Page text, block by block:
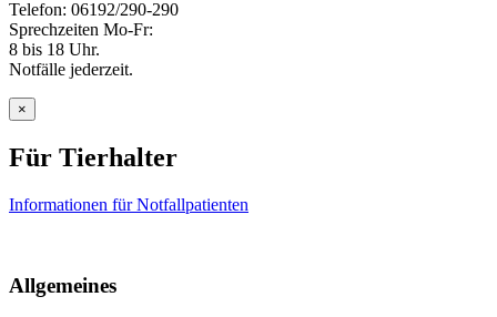
Telefon: 06192/290-290
Sprechzeiten Mo-Fr:
8 bis 18 Uhr.
Notfälle jederzeit.
×
Für Tierhalter
Informationen für Notfallpatienten
Allgemeines